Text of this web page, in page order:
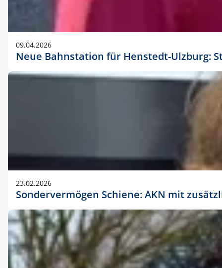
09.04.2026
Neue Bahnstation für Henstedt-Ulzburg:
23.02.2026
Sondervermögen Schiene: AKN mit